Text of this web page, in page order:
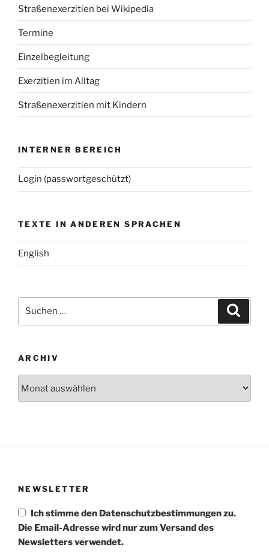
Straßenexerzitien bei Wikipedia
Termine
Einzelbegleitung
Exerzitien im Alltag
Straßenexerzitien mit Kindern
INTERNER BEREICH
Login (passwortgeschützt)
TEXTE IN ANDEREN SPRACHEN
English
nach:
ARCHIV
NEWSLETTER
Ich stimme den Datenschutzbestimmungen zu.
Die Email-Adresse wird nur zum Versand des
Newsletters verwendet.